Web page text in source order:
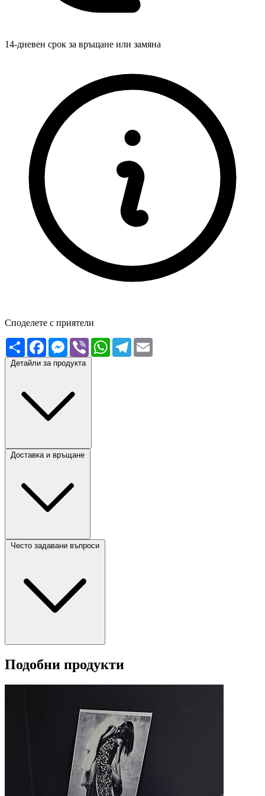
14-дневен срок за връщане или замяна
Споделете с приятели
СподелиFacebookMessenger
Viber WhatsApp
Telegram
Детайли за продукта
Доставка и връщане
Често задавани въпроси
Подобни продукти